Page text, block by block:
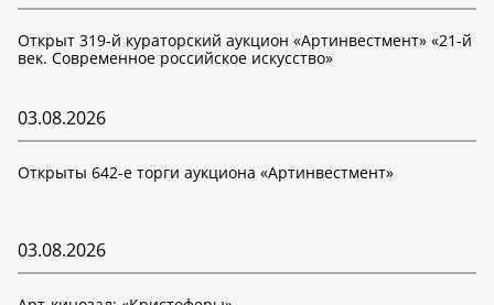
Открыт 319-й кураторский аукцион «Артинвестмент» «21-й
век. Современное российское искусство»
03.08.2026
Открыты 642-е торги аукциона «Артинвестмент»
03.08.2026